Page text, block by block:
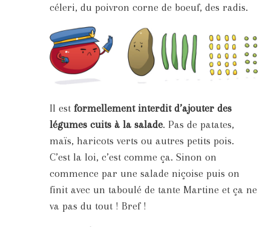
céleri, du poivron corne de boeuf, des radis.
Il est formellement interdit d’ajouter des
légumes cuits à la salade. Pas de patates,
maïs, haricots verts ou autres petits pois.
C’est la loi, c’est comme ça. Sinon on
commence par une salade niçoise puis on
finit avec un taboulé de tante Martine et ça ne
va pas du tout ! Bref !